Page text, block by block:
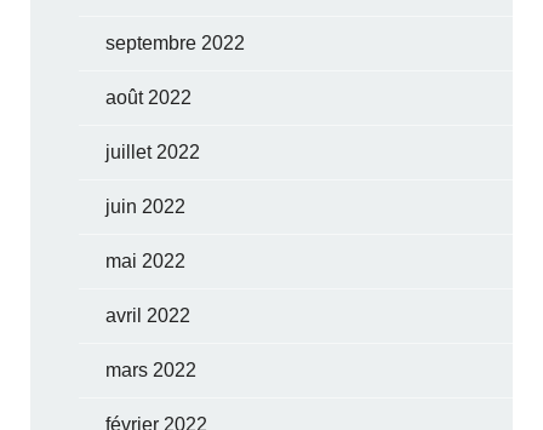
septembre 2022
août 2022
juillet 2022
juin 2022
mai 2022
avril 2022
mars 2022
février 2022